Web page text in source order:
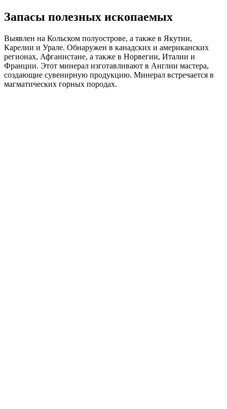
Запасы полезных ископаемых
Выявлен на Кольском полуострове, а также в Якутии,
Карелии и Урале. Обнаружен в канадских и американских
регионах, Афганистане, а также в Норвегии, Италии и
Франции. Этот минерал изготавливают в Англии мастера,
создающие сувенирную продукцию. Минерал встречается в
магматических горных породах.